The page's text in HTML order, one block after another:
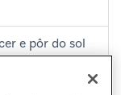
e pôr do sol
e